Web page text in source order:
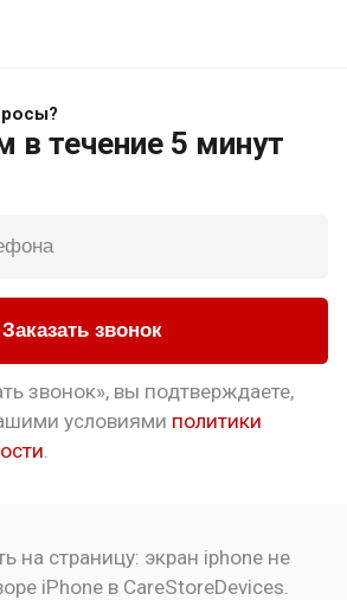
в течение 5 минут
Заказать звонок
звонок», вы подтверждаете,
условиями политики
на страницу: экран iphone не
iPhone в CareStoreDevices.